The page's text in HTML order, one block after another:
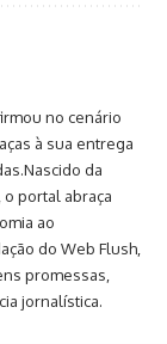
no cenário
à sua entrega
da
portal abraça
ao
do Web Flush,
promessas,
jornalística.